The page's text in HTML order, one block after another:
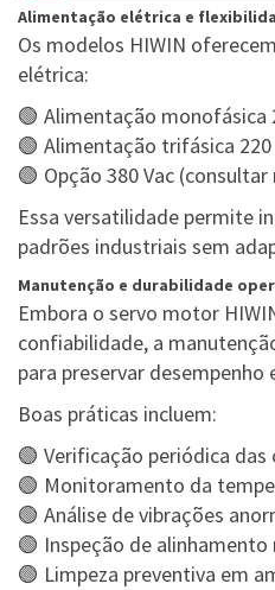
Alimentação elétrica e
Os modelos HIWIN
elétrica:
🟢 Alimentação monofásica
🟢 Alimentação trifásica 220
🟢 Opção 380 Vac
Essa versatilidade permite
padrões industriais sem
Manutenção e durabilidade
Embora o servo motor
confiabilidade, a
para preservar desempenho
Boas práticas incluem:
🟢 Verificação periódica das
🟢 Monitoramento da
🟢 Análise de vibrações
🟢 Inspeção de alinhamento
🟢 Limpeza preventiva em